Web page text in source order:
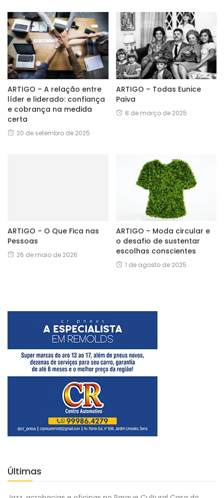
ARTIGO – A relação entre
líder e liderado: confiança
e cobrança na medida
certa
20 de setembro de 2025
ARTIGO – Todas Eunice
Paiva
8 de março de 2025
ARTIGO – O Que Fica nas
Pessoas
26 de maio de 2026
ARTIGO – Moda circular e
o desafio de sustentar
escolhas conscientes
1 de agosto de 2025
Últimas